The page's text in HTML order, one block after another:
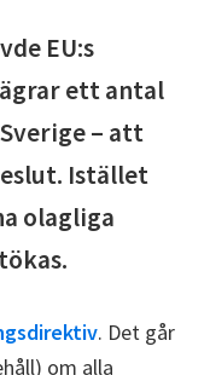
EU:s
ett antal
– att
Istället
olagliga
. Det går
om alla